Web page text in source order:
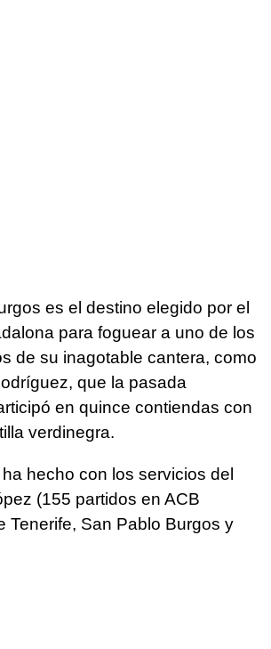
es el destino elegido por el
para foguear a uno de los
de su inagotable cantera, como
que la pasada
en quince contiendas con
verdinegra.
hecho con los servicios del
(155 partidos en ACB
Tenerife, San Pablo Burgos y